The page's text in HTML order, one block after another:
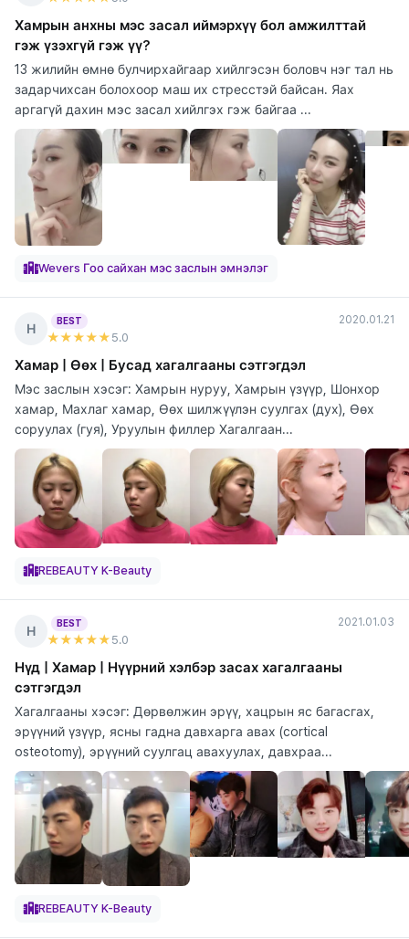
Хамрын анхны мэс засал иймэрхүү бол амжилттай
гэж үзэхгүй гэж үү?
13 жилийн өмнө булчирхайгаар хийлгэсэн боловч нэг тал нь
задарчихсан болохоор маш их стресстэй байсан. Яах
аргагүй дахин мэс засал хийлгэх гэж байгаа ...
Wevers Гоо сайхан мэс заслын эмнэлэг
Н
BEST
★★★★★ 5.0
2020.01.21
Хамар | Өөх | Бусад хагалгааны сэтгэгдэл
Мэс заслын хэсэг: Хамрын нуруу, Хамрын үзүүр, Шонхор
хамар, Махлаг хамар, Өөх шилжүүлэн суулгах (дух), Өөх
соруулах (гуя), Уруулын филлер Хагалгаан...
REBEAUTY K-Beauty
Н
BEST
★★★★★ 5.0
2021.01.03
Нүд | Хамар | Нүүрний хэлбэр засах хагалгааны
сэтгэгдэл
Хагалгааны хэсэг: Дөрвөлжин эрүү, хацрын яс багасгах,
эрүүний үзүүр, ясны гадна давхарга авах (cortical
osteotomy), эрүүний суулгац авахуулах, давхраа...
REBEAUTY K-Beauty